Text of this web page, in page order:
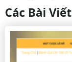
Các Bài